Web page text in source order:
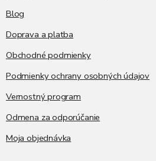
Blog
Doprava a platba
Obchodné podmienky
Podmienky ochrany osobných údajov
Vernostný program
Odmena za odporúčanie
Moja objednávka